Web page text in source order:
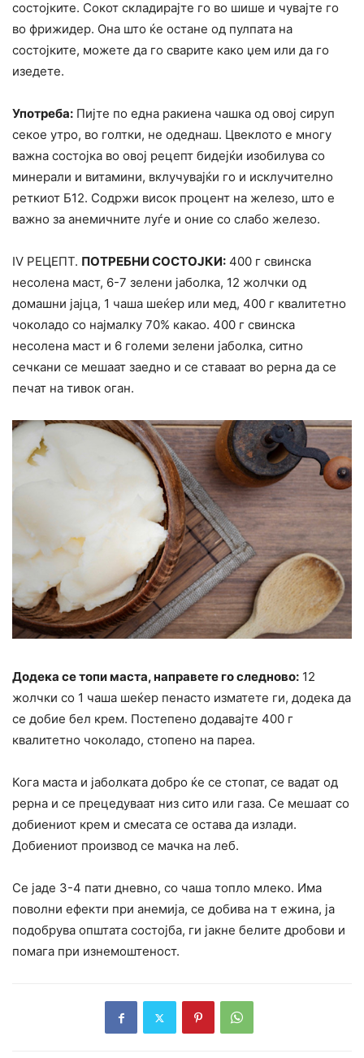
состојките. Сокот складирајте го во шише и чувајте го
во фрижидер. Она што ќе остане од пулпата на
состојките, можете да го сварите како џем или да го
изедете.
Употреба: Пијте по една paкиена чашка од овој сируп
секое утро, во голтки, не одеднаш. Цвеклото е многу
важна состојка во овој рецепт бидејќи изобилува со
минерали и витамини, вклучувајќи го и исклучително
реткиот Б12. Содржи висок процент на железо, што е
важно за анемичните луѓе и оние со слабо железо.
IV РЕЦЕПТ. ПОТРЕБНИ СОСТОЈКИ: 400 г свинска
несолена маст, 6-7 зелени јаболка, 12 жолчки од
домашни јајца, 1 чаша шеќер или мед, 400 г квалитетно
чоколадо со најмалку 70% какао. 400 г свинска
несолена маст и 6 големи зелени јаболка, ситно
сечкани се мешаат заедно и се ставаат во рерна да се
печат на тивок оган.
Додека се топи маста, направете го следново: 12
жолчки со 1 чаша шеќер пенасто изматете ги, додека да
се добие бел крем. Постепено додавајте 400 г
квалитетно чоколадо, стопено на пареа.
Кога маста и јаболката добро ќе се стопат, се вадат од
рерна и се прецедуваат низ сито или газа. Се мешаат со
добиениот крем и смесата се остава да излади.
Добиениот производ се мачка на леб.
Се јаде 3-4 пати дневно, со чаша топло млеко. Има
поволни ефекти при анемија, се добива на т ежина, ја
подобрува општата состојба, ги јакне белите дробови и
помага при изнемоштенocт.